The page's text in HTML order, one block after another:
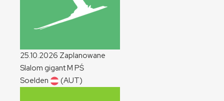
25.10.2026 Zaplanowane
Slalom gigantM PŚ
Soelden
(AUT)